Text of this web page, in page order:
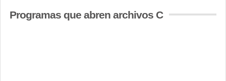
Programas que abren archivos C